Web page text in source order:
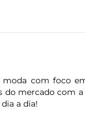
moda com foco
mercado com
a dia!